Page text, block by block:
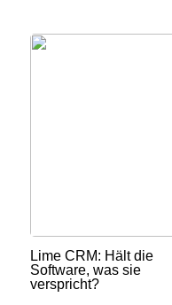
Lime CRM: Hält die
Software, was sie
verspricht?